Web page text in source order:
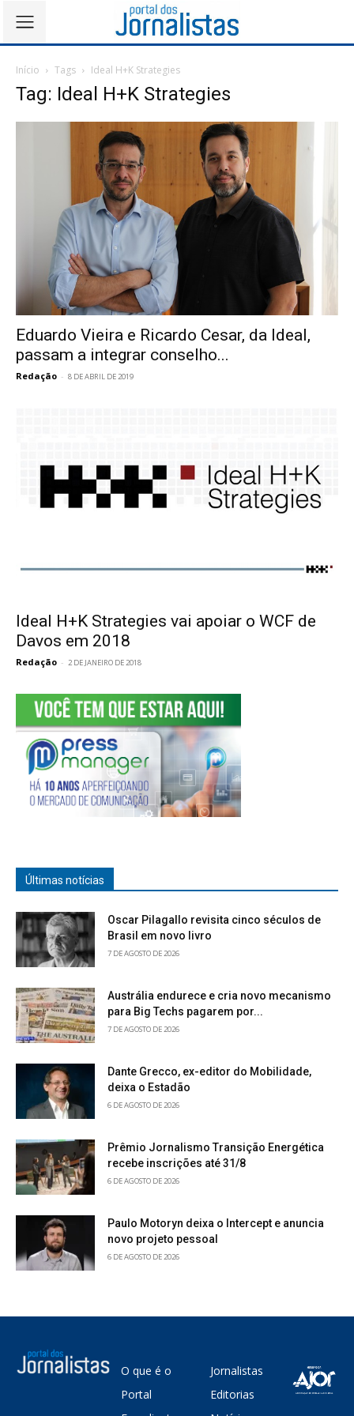
Início Tags Ideal H+K Strategies
Tag: Ideal H+K Strategies
Eduardo Vieira e Ricardo Cesar, da Ideal,
passam a integrar conselho...
Redação - 8 DE ABRIL DE 2019
Ideal H+K Strategies vai apoiar o WCF de
Davos em 2018
Redação - 2 DE JANEIRO DE 2018
Últimas notícias
Oscar Pilagallo revisita cinco séculos de
Brasil em novo livro
7 DE AGOSTO DE 2026
Austrália endurece e cria novo mecanismo
para Big Techs pagarem por...
7 DE AGOSTO DE 2026
Dante Grecco, ex-editor do Mobilidade,
deixa o Estadão
6 DE AGOSTO DE 2026
Prêmio Jornalismo Transição Energética
recebe inscrições até 31/8
6 DE AGOSTO DE 2026
Paulo Motoryn deixa o Intercept e anuncia
novo projeto pessoal
6 DE AGOSTO DE 2026
O que é o
Portal
Jornalistas
Editorias